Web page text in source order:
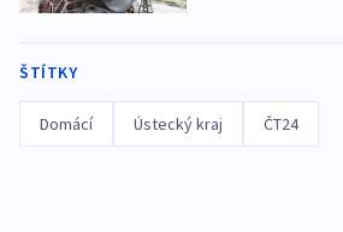
ŠTÍTKY
Domácí Ústecký kraj ČT24